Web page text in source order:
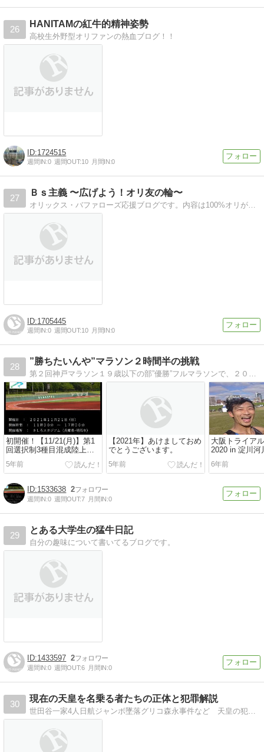
26
HANITAMの紅牛的精神姿勢
高校生外野型オリファンの熱血ブログ！！
1724515
週間IN:0 週間OUT:10 月間IN:0
27
Ｂｓ主義 〜広げよう！オリ友の輪〜
オリックス・バファローズ応援ブログです。内容は100%オリがらみ！！
1705445
週間IN:0 週間OUT:10 月間IN:0
28
”勝ちたいんや”マラソン２時間半の挑戦
第２回神戸マラソン１９歳以下の部”優勝”フルマラソンで、２０２０年・２０２４年、オリンピック出場を目指す！
初開催！【11/21(月)】第1
回選択制3種目混成陸上競
技会
5年前
【2021年】あけましておめ
でとうございます。
5年前
大阪トライア
2020 in 淀川河
6年前
1533638 2
週間IN:0 週間OUT:7 月間IN:0
29
とある大学生の猛牛日記
自分の趣味について書いてるブログです。
1433597 2
週間IN:0 週間OUT:6 月間IN:0
30
現在の天皇を名乗る者たちの正体と犯罪解説
世田谷一家4人日航ジャンボ墜落グリコ森永事件など 天皇の犯罪は多数お手伝い創価学会